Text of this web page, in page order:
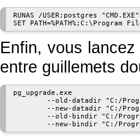
RUNAS /USER:postgres "CMD.EXE"
Enfin, vous lancez
entre guillemets
pg_upgrade.exe
--old-datadir "C:/
--new-datadir "C:/
--old-bindir "C:/